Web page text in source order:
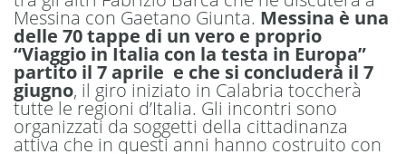
Messina con Gaetano Giunta. Messina è una
delle 70 tappe di un vero e proprio
“Viaggio in Italia con la testa in Europa”
partito il 7 aprile e che si concluderà il 7
giugno, il giro iniziato in Calabria toccherà
tutte le regioni d’Italia. Gli incontri sono
organizzati da soggetti della cittadinanza
attiva che in questi anni hanno costruito con